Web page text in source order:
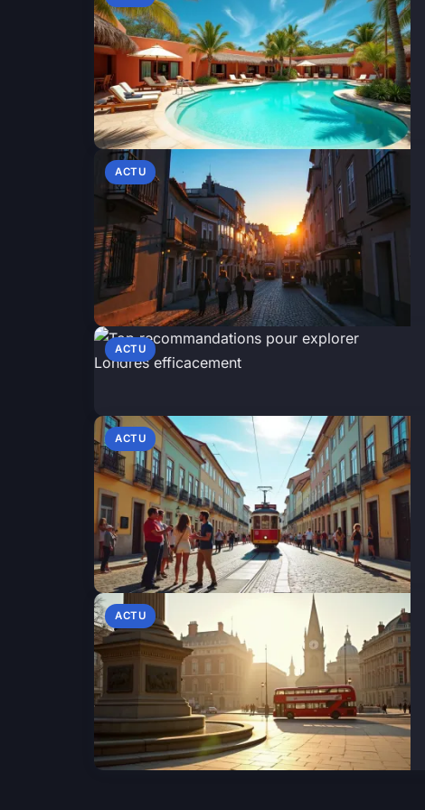
ACTU
ACTU
ACTU
ACTU